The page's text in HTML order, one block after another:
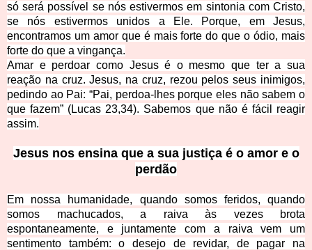
só será possível se nós estivermos em sintonia com Cristo,
se nós estivermos unidos a Ele. Porque, em Jesus,
encontramos um amor que é mais forte do que o ódio, mais
forte do que a vingança.
Amar e perdoar como Jesus é o mesmo que ter a sua
reação na cruz. Jesus, na cruz, rezou pelos seus inimigos,
pedindo ao Pai: “Pai, perdoa-lhes porque eles não sabem o
que fazem” (Lucas 23,34). Sabemos que não é fácil reagir
assim.
Jesus nos ensina que a sua justiça é o amor e o
perdão
Em nossa humanidade, quando somos feridos, quando
somos machucados, a raiva às vezes brota
espontaneamente, e juntamente com a raiva vem um
sentimento também: o desejo de revidar, de pagar na